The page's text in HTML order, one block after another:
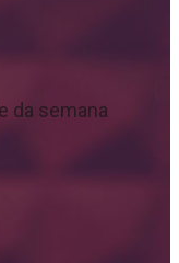
da semana